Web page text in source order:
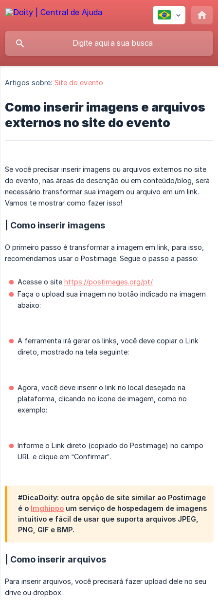
Artigos sobre: Site do evento
Como inserir imagens e arquivos
externos no site do evento
Se você precisar inserir imagens ou arquivos externos no site
do evento, nas áreas de descrição ou em conteúdo/blog, será
necessário transformar sua imagem ou arquivo em um link.
Vamos te mostrar como fazer isso!
| Como inserir imagens
O primeiro passo é transformar a imagem em link, para isso,
recomendamos usar o Postimage. Segue o passo a passo:
Acesse o site https://postimages.org/pt/
Faça o upload sua imagem no botão indicado na imagem
abaixo:
A ferramenta irá gerar os links, você deve copiar o Link
direto, mostrado na tela seguinte:
Agora, você deve inserir o link no local desejado na
plataforma, clicando no ícone de imagem, como no
exemplo:
Informe o Link direto (copiado do Postimage) no campo
URL e clique em “Confirmar”.
#DicaDoity: outra opção de site similar ao Postimage
é o Imghippo um serviço de hospedagem de imagens
intuitivo e fácil de usar que suporta arquivos JPEG,
PNG, GIF e BMP.
| Como inserir arquivos
Para inserir arquivos, você precisará fazer upload dele no seu
drive ou dropbox.